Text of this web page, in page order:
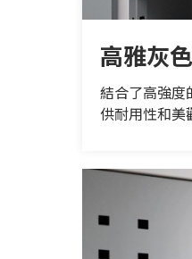
高雅灰
結合了高強度
供耐用性和美